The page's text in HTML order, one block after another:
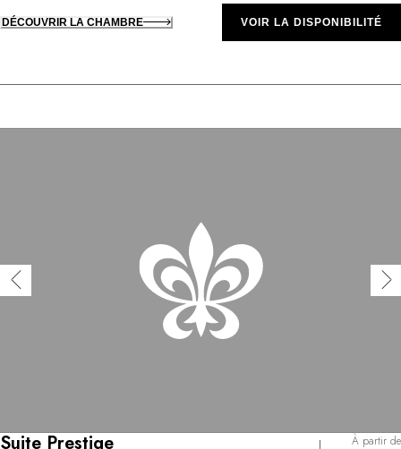
DÉCOUVRIR LA CHAMBRE VOIR LA DISPONIBILITÉ
Suite Prestige À partir de